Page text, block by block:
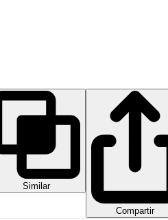
Similar
Compartir